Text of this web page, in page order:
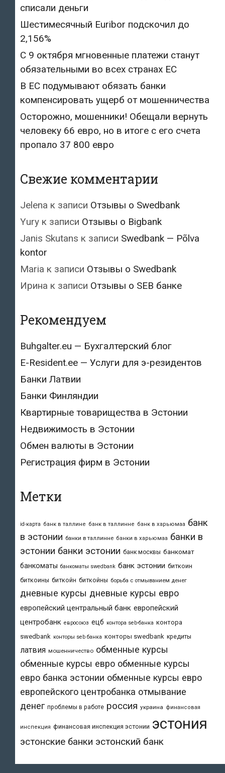
списали деньги
Шестимесячный Euribor подскочил до
2,156%
С 9 октября мгновенные платежи станут
обязательными во всех странах ЕС
В ЕС подумывают обязать банки
компенсировать ущерб от мошенничества
Осторожно, мошенники! Обещали вернуть
человеку 66 евро, но в итоге с его счета
пропало 37 800 евро
Свежие комментарии
Jelena к записи Отзывы о Swedbank
Yury к записи Отзывы о Bigbank
Janis Skutans к записи Swedbank — Põlva
kontor
Maria к записи Отзывы о Swedbank
Ирина к записи Отзывы о SEB банке
Рекомендуем
Buhgalter.eu — Бухгалтерский блог
E-Resident.ee — Услуги для э-резидентов
Банки Латвии
Банки Финляндии
Квартирные товарищества в Эстонии
Недвижимость в Эстонии
Обмен валюты в Эстонии
Регистрация фирм в Эстонии
Метки
id-карта банк в таллине банк в таллинне банк в харьюмаа банк
в эстонии банки в таллинне банки в харьюмаа банки в
эстонии банки эстонии банк москвы банкомат
банкоматы банкоматы swedbank банк эстонии биткоин
биткоины биткойн биткойны борьба с отмыванием денег
дневные курсы дневные курсы евро
европейский центральный банк европейский
центробанк евросоюз ецб контора seb-банка контора
swedbank конторы seb банка конторы swedbank кредиты
латвия мошенничество обменные курсы
обменные курсы евро обменные курсы
евро банка эстонии обменные курсы евро
европейского центробанка отмывание
денег проблемы в работе россия украина финансовая
инспекция финансовая инспекция эстонии эстония
эстонские банки эстонский банк